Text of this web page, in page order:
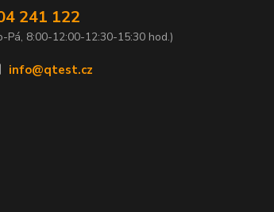
241 122
Pá, 8:00-12:00-12:30-15:30 hod.)
info@qtest.cz